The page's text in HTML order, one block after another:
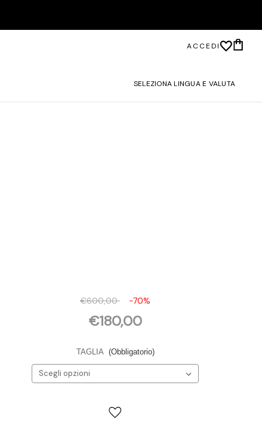
ACCEDI
SELEZIONA LINGUA E VALUTA
€600,00 -70%
€180,00
TAGLIA (Obbligatorio)